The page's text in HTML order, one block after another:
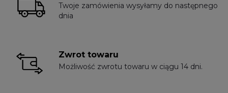
Twoje zamówienia wysyłamy do następnego
dnia
Zwrot towaru
Możliwość zwrotu towaru w ciągu 14 dni.